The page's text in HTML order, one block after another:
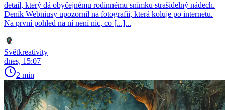
detail, který dá obyčejnému rodinnému snímku strašidelný nádech.
Deník Webniusy upozornil na fotografii, která koluje po internetu.
Na první pohled na ní není nic, co [...]...
Světkreativity
dnes, 15:07
2 min